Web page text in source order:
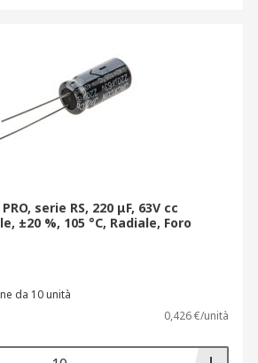
serie RS, 220 μF, 63V cc
±20 %, 105 °C, Radiale, Foro
da 10 unità
0,426 €/unità